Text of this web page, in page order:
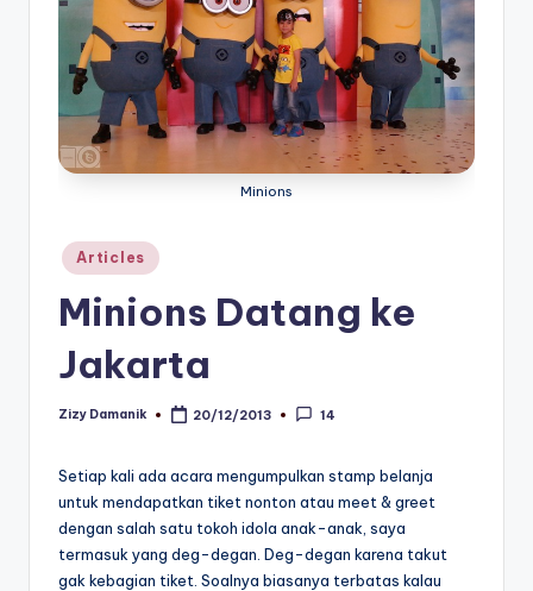
Minions
Posted
in
Articles
Minions Datang ke
Jakarta
Posted
Zizy Damanik 20/12/2013 14
Setiap kali ada acara mengumpulkan stamp belanja
untuk mendapatkan tiket nonton atau meet & greet
dengan salah satu tokoh idola anak-anak, saya
termasuk yang deg-degan. Deg-degan karena takut
gak kebagian tiket. Soalnya biasanya terbatas kalau